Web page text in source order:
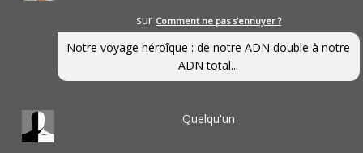
sur Comment ne pas s’ennuyer ?
Notre voyage héroîque : de notre ADN double à notre
ADN total...
Quelqu'un